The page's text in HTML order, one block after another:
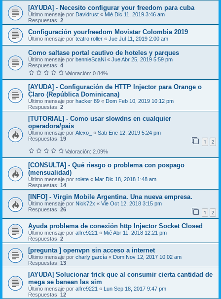
[AYUDA] - Necesito configurar your freedom para cuba
Último mensaje por Davidrust « Mié Dic 11, 2019 3:46 am
Respuestas: 2
Configuración yourfreedom Movistar Colombia 2019
Último mensaje por teatro roller « Jue Jul 11, 2019 2:00 am
Como saltase portal cautivo de hoteles y parques
Último mensaje por bennieScaNi « Jue Abr 25, 2019 5:59 pm
Respuestas: 4
Valoración: 0.84%
[AYUDA] - Configuración de HTTP Injector para Orange o
Claro (República Dominicana)
Último mensaje por hacker 89 « Dom Feb 10, 2019 10:12 pm
Respuestas: 2
[TUTORIAL] - Como usar slowdns en cualquier
operadora/país
Último mensaje por Alexo_ « Sab Ene 12, 2019 5:24 pm
Respuestas: 19 1 2
Valoración: 2.09%
[CONSULTA] - Qué riesgo o problema con pospago
(mensualidad)
Último mensaje por rolete « Mar Dic 18, 2018 1:48 am
Respuestas: 14
[INFO] - Virgin Mobile Argentina. Una nueva empresa.
Último mensaje por Nick72x « Vie Oct 12, 2018 3:15 pm
Respuestas: 26 1 2
Ayuda problema de conexión http Injector Socket Closed
Último mensaje por alfre9221 « Mié Abr 11, 2018 12:21 pm
Respuestas: 2
[pregunta ] openvpn sin acceso a internet
Último mensaje por charly garcía « Dom Nov 12, 2017 10:02 am
Respuestas: 13
[AYUDA] Solucionar trick que al consumir cierta cantidad de
mega se banean las sim
Último mensaje por alfre9221 « Lun Sep 18, 2017 9:47 pm
Respuestas: 12